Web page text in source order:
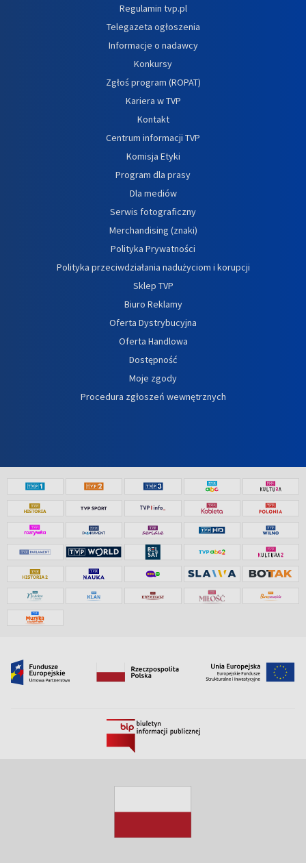
Regulamin tvp.pl
Telegazeta ogłoszenia
Informacje o nadawcy
Konkursy
Zgłoś program (ROPAT)
Kariera w TVP
Kontakt
Centrum informacji TVP
Komisja Etyki
Program dla prasy
Dla mediów
Serwis fotograficzny
Merchandising (znaki)
Polityka Prywatności
Polityka przeciwdziałania nadużyciom i korupcji
Sklep TVP
Biuro Reklamy
Oferta Dystrybucyjna
Oferta Handlowa
Dostępność
Moje zgody
Procedura zgłoszeń wewnętrznych